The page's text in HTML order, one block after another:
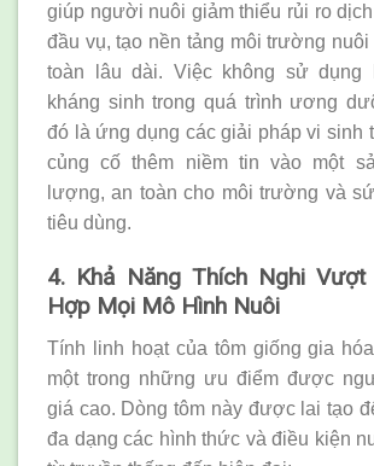
giúp người nuôi giảm thiểu rủi ro
đầu vụ, tạo nền tảng môi trường
toàn lâu dài. Việc không sử dụng
kháng sinh trong quá trình ương
đó là ứng dụng các giải pháp vi sinh
củng cố thêm niềm tin vào một
lượng, an toàn cho môi trường và
tiêu dùng.
4. Khả Năng Thích Nghi
Hợp Mọi Mô Hình Nuôi
Tính linh hoạt của tôm giống gia
một trong những ưu điểm được
giá cao. Dòng tôm này được lai tạo
đa dạng các hình thức và điều kiện